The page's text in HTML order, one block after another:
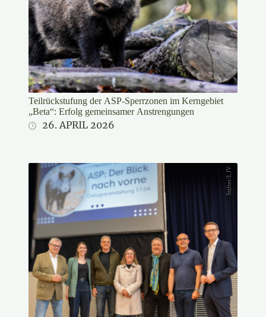
Teilrückstufung der ASP-Sperrzonen im Kerngebiet
„Beta“: Erfolg gemeinsamer Anstrengungen
26. APRIL 2026
Stifter/LJV